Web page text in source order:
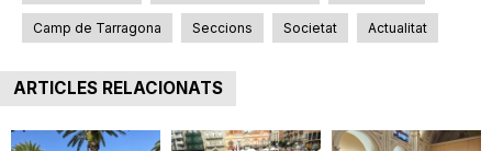
Camp de Tarragona Seccions Societat Actualitat
ARTICLES RELACIONATS